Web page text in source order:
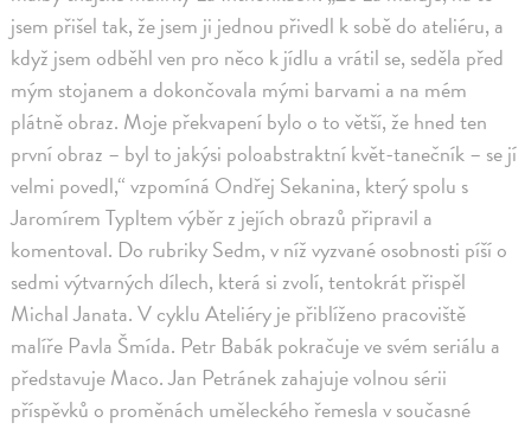
jsem přišel tak, že jsem ji jednou přivedl k sobě do ateliéru, a
když jsem odběhl ven pro něco k jídlu a vrátil se, seděla před
mým stojanem a dokončovala mými barvami a na mém
plátně obraz. Moje překvapení bylo o to větší, že hned ten
první obraz – byl to jakýsi poloabstraktní květ-tanečník – se jí
velmi povedl,“ vzpomíná Ondřej Sekanina, který spolu s
Jaromírem Typltem výběr z jejích obrazů připravil a
komentoval. Do rubriky Sedm, v níž vyzvané osobnosti píší o
sedmi výtvarných dílech, která si zvolí, tentokrát přispěl
Michal Janata. V cyklu Ateliéry je přiblíženo pracoviště
malíře Pavla Šmída. Petr Babák pokračuje ve svém seriálu a
představuje Maco. Jan Petránek zahajuje volnou sérii
příspěvků o proměnách uměleckého řemesla v současné